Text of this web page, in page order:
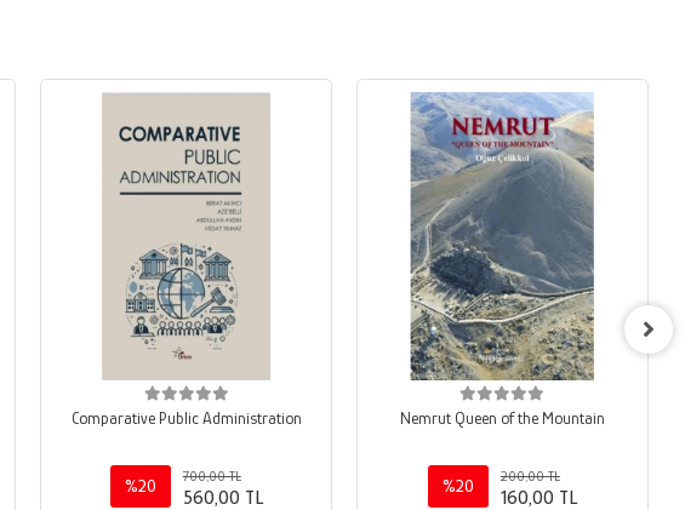
Comparative Public Administration
%20
700,00 TL
560,00 TL
Nemrut Queen of the Mountain
%20
200,00 TL
160,00 TL